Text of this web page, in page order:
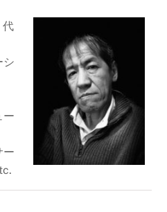
代
シ
ー
ー